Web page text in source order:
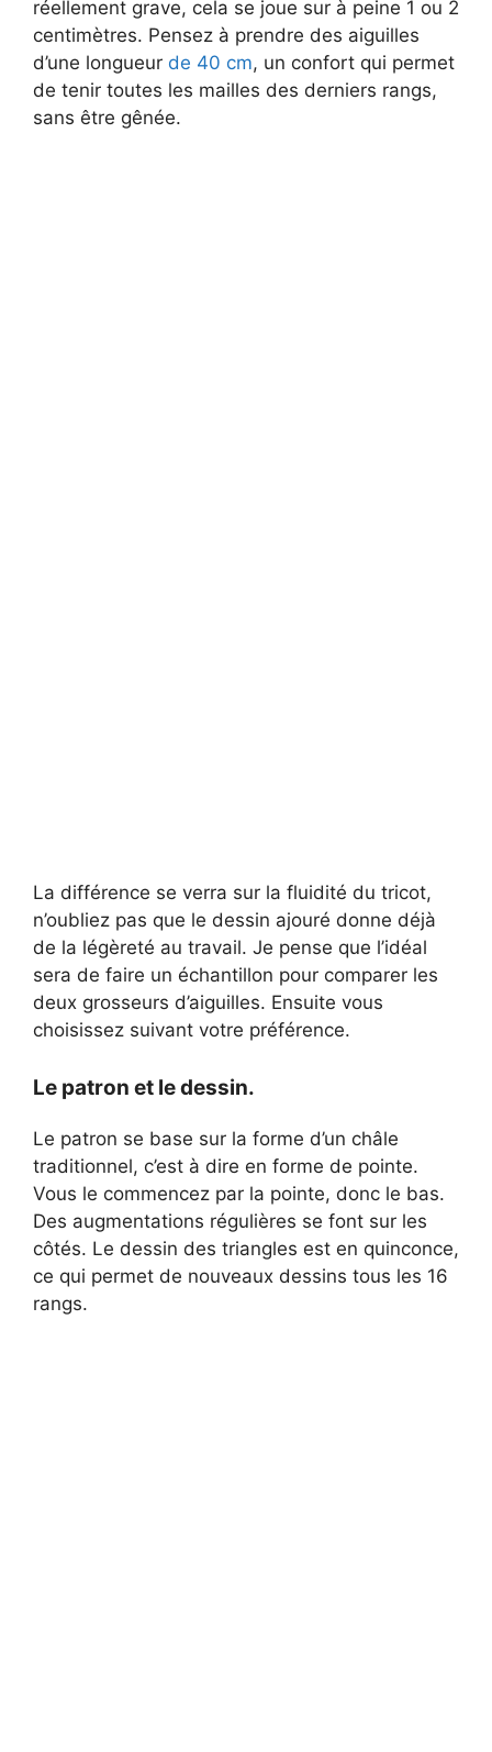
réellement grave, cela se joue sur à peine 1 ou 2
centimètres. Pensez à prendre des aiguilles
d’une longueur de 40 cm, un confort qui permet
de tenir toutes les mailles des derniers rangs,
sans être gênée.
La différence se verra sur la fluidité du tricot,
n’oubliez pas que le dessin ajouré donne déjà
de la légèreté au travail. Je pense que l’idéal
sera de faire un échantillon pour comparer les
deux grosseurs d’aiguilles. Ensuite vous
choisissez suivant votre préférence.
Le patron et le dessin.
Le patron se base sur la forme d’un châle
traditionnel, c’est à dire en forme de pointe.
Vous le commencez par la pointe, donc le bas.
Des augmentations régulières se font sur les
côtés. Le dessin des triangles est en quinconce,
ce qui permet de nouveaux dessins tous les 16
rangs.